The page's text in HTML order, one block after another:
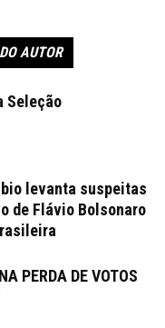
AUTOR
Seleção
levanta suspeitas
de Flávio Bolsonaro
PERDA DE VOTOS